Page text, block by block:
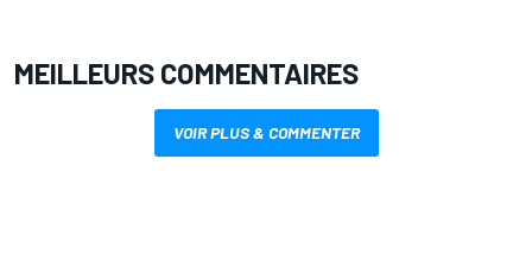
MEILLEURS COMMENTAIRES
VOIR PLUS & COMMENTER